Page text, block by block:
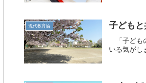
現代教育論 子ども
「子ども
いる気がし